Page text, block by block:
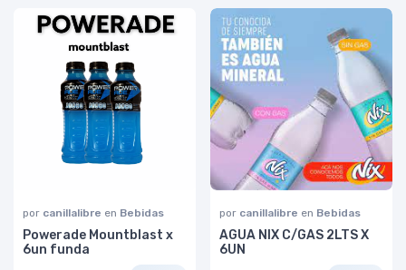
por canillalibre en Bebidas
Powerade Mountblast x
6un funda
por canillalibre en Bebidas
AGUA NIX C/GAS 2LTS X
6UN